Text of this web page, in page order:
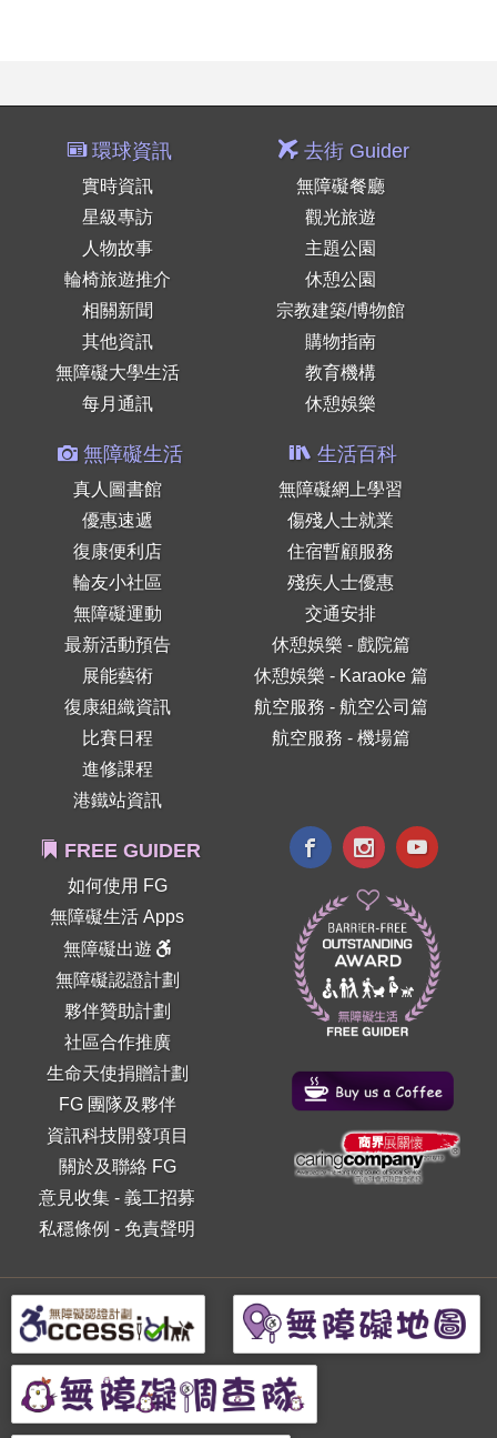
環球資訊
實時資訊
星級專訪
人物故事
輪椅旅遊推介
相關新聞
其他資訊
無障礙大學生活
每月通訊
去街 Guider
無障礙餐廳
觀光旅遊
主題公園
休憩公園
宗教建築/博物館
購物指南
教育機構
休憩娛樂
無障礙生活
真人圖書館
優惠速遞
復康便利店
輪友小社區
無障礙運動
最新活動預告
展能藝術
復康組織資訊
比賽日程
進修課程
港鐵站資訊
生活百科
無障礙網上學習
傷殘人士就業
住宿暫顧服務
殘疾人士優惠
交通安排
休憩娛樂 - 戲院篇
休憩娛樂 - Karaoke 篇
航空服務 - 航空公司篇
航空服務 - 機場篇
FREE GUIDER
如何使用 FG
無障礙生活 Apps
無障礙出遊
無障礙認證計劃
夥伴贊助計劃
社區合作推廣
生命天使捐贈計劃
FG 團隊及夥伴
資訊科技開發項目
關於及聯絡 FG
意見收集 -義工招募
私穩條例 - 免責聲明